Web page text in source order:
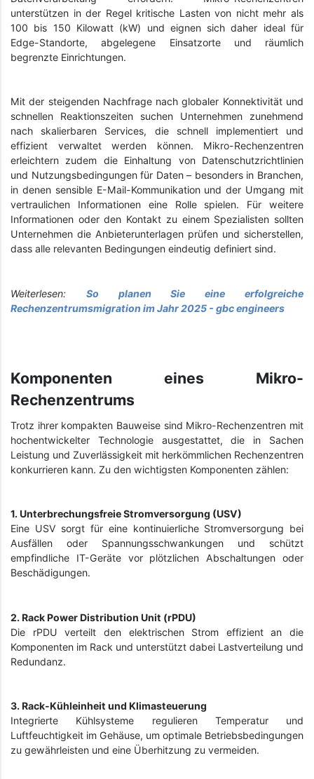
unterstützen in der Regel kritische Lasten von nicht mehr als
100 bis 150 Kilowatt (kW) und eignen sich daher ideal für
Edge-Standorte, abgelegene Einsatzorte und räumlich
begrenzte Einrichtungen.
Mit der steigenden Nachfrage nach globaler Konnektivität und
schnellen Reaktionszeiten suchen Unternehmen zunehmend
nach skalierbaren Services, die schnell implementiert und
effizient verwaltet werden können. Mikro-Rechenzentren
erleichtern zudem die Einhaltung von Datenschutzrichtlinien
und Nutzungsbedingungen für Daten – besonders in Branchen,
in denen sensible E-Mail-Kommunikation und der Umgang mit
vertraulichen Informationen eine Rolle spielen. Für weitere
Informationen oder den Kontakt zu einem Spezialisten sollten
Unternehmen die Anbieterunterlagen prüfen und sicherstellen,
dass alle relevanten Bedingungen eindeutig definiert sind.
Weiterlesen: So planen Sie eine erfolgreiche
Rechenzentrumsmigration im Jahr 2025 - gbc engineers
Komponenten eines Mikro-
Rechenzentrums
Trotz ihrer kompakten Bauweise sind Mikro-Rechenzentren mit
hochentwickelter Technologie ausgestattet, die in Sachen
Leistung und Zuverlässigkeit mit herkömmlichen Rechenzentren
konkurrieren kann. Zu den wichtigsten Komponenten zählen:
1. Unterbrechungsfreie Stromversorgung (USV)
Eine USV sorgt für eine kontinuierliche Stromversorgung bei
Ausfällen oder Spannungsschwankungen und schützt
empfindliche IT-Geräte vor plötzlichen Abschaltungen oder
Beschädigungen.
2. Rack Power Distribution Unit (rPDU)
Die rPDU verteilt den elektrischen Strom effizient an die
Komponenten im Rack und unterstützt dabei Lastverteilung und
Redundanz.
3. Rack-Kühleinheit und Klimasteuerung
Integrierte Kühlsysteme regulieren Temperatur und
Luftfeuchtigkeit im Gehäuse, um optimale Betriebsbedingungen
zu gewährleisten und eine Überhitzung zu vermeiden.